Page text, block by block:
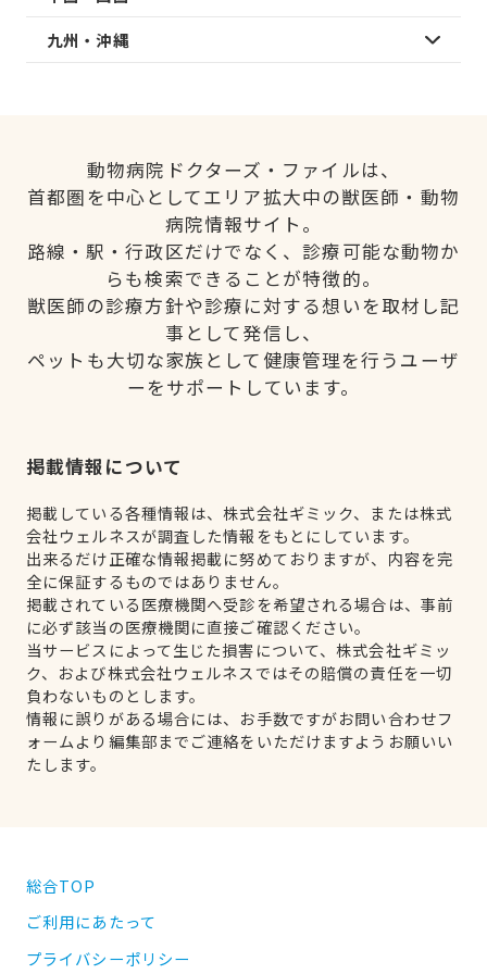
九州・沖縄
動物病院ドクターズ・ファイルは、
首都圏を中心としてエリア拡大中の獣医師・動物
病院情報サイト。
路線・駅・行政区だけでなく、診療可能な動物か
らも検索できることが特徴的。
獣医師の診療方針や診療に対する想いを取材し記
事として発信し、
ペットも大切な家族として健康管理を行うユーザ
ーをサポートしています。
掲載情報について
掲載している各種情報は、株式会社ギミック、または株式
会社ウェルネスが調査した情報をもとにしています。
出来るだけ正確な情報掲載に努めておりますが、内容を完
全に保証するものではありません。
掲載されている医療機関へ受診を希望される場合は、事前
に必ず該当の医療機関に直接ご確認ください。
当サービスによって生じた損害について、株式会社ギミッ
ク、および株式会社ウェルネスではその賠償の責任を一切
負わないものとします。
情報に誤りがある場合には、お手数ですがお問い合わせフ
ォームより編集部までご連絡をいただけますようお願いい
たします。
総合TOP
ご利用にあたって
プライバシーポリシー